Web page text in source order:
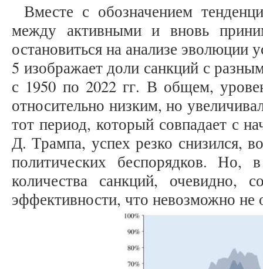
Вместе с обозначением
между активными и вновь
остановиться на анализе эволюции
5 изображает доли санкций с
с 1950 по 2022 гг. В общем,
относительно низким, но
тот период, который совпадает с
Д. Трампа, успех резко снизился,
политических беспорядков. Но,
количества санкций, очевидно,
эффективности, что невозможно не